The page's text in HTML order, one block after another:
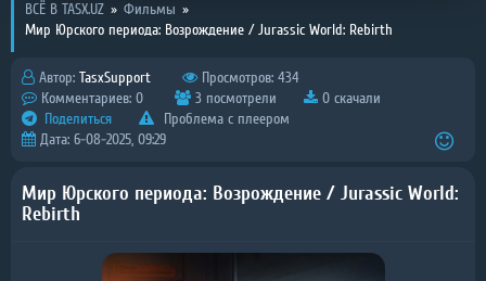
ВСЁ В TASX.UZ » Фильмы »
Мир Юрского периода: Возрождение / Jurassic World: Rebirth
Автор: TasxSupport
Просмотров: 434
Комментариев: 0
3 посмотрели
0 скачали
Поделиться
Проблема с плеером
Дата: 6-08-2025, 09:29
Мир Юрского периода: Возрождение / Jurassic World:
Rebirth